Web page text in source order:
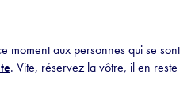
moment aux personnes qui se sont
. Vite, réservez la vôtre, il en reste